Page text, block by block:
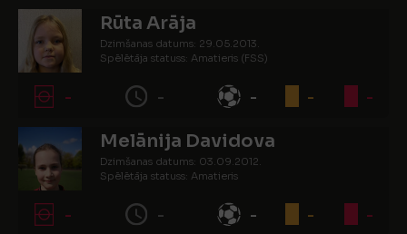
Rūta Arāja
Dzimšanas datums: 29.05.2013.
Spēlētāja statuss: Amatieris (FSS)
- - - - -
Melānija Davidova
Dzimšanas datums: 03.09.2012.
Spēlētāja statuss: Amatieris
- - - - -